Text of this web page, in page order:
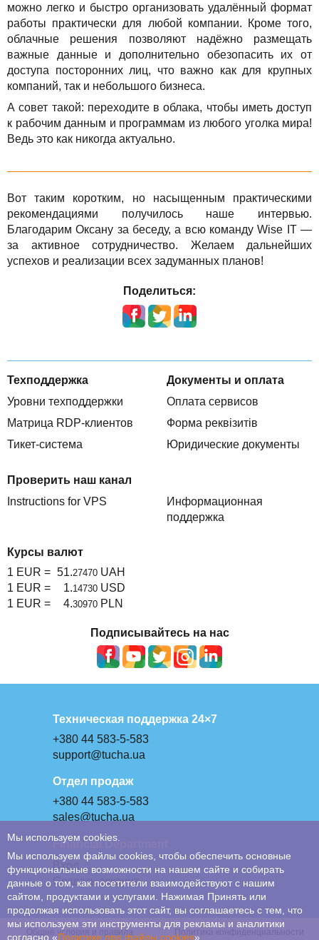
можно легко и быстро организовать удалённый формат
работы практически для любой компании. Кроме того,
облачные решения позволяют надёжно размещать
важные данные и дополнительно обезопасить их от
доступа посторонних лиц, что важно как для крупных
компаний, так и небольшого бизнеса.
А совет такой: переходите в облака, чтобы иметь доступ
к рабочим данным и программам из любого уголка мира!
Ведь это как никогда актуально.
Вот таким коротким, но насыщенным практическими
рекомендациями получилось наше интервью.
Благодарим Оксану за беседу, а всю команду Wise IT —
за активное сотрудничество. Желаем дальнейших
успехов и реализации всех задуманных планов!
Поделиться:
Техподдержка
Уровни техподдержки
Матрица RDP-клиентов
Тикет-система
Документы и оплата
Оплата сервисов
Форма реквізитів
Юридические документы
Проверить наш канал
Instructions for VPS
Информационная
поддержка
Курсы валют
1 EUR = 51.27470 UAH
1 EUR =
1.14730 USD
1 EUR =
4.30970 PLN
Подписывайтесь на нас
Техническая поддержка 24×7
+380 44 583-5-583
support@tucha.ua
Отдел продаж
+380 44 583-5-583
sales@tucha.ua
Financial Department
Вход
Создать аккаунт
Общие условия и правила Политика конфиденциальности
Мы используем cookies.
Мы используем файлы cookies, чтобы обеспечить основные
функциональные возможности на нашем сайте и собирать
данные о том, как посетители взаимодействуют с нашим
сайтом, продуктами и услугами. Нажимая Принять или
продолжая использовать этот сайт, вы соглашаетесь с тем, что
мы используем эти инструменты для рекламы и аналитики
согласно «Политике про файлы сookies»